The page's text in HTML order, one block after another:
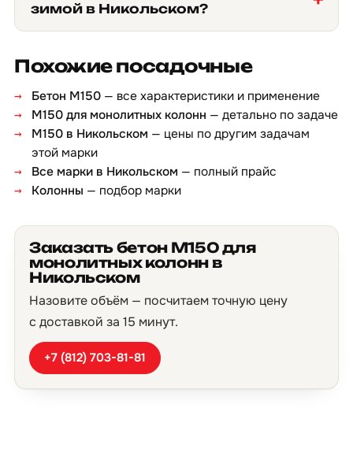
зимой в Никольском?
Похожие посадочные
Бетон М150 — все характеристики и применение
М150 для монолитных колонн — детально по задаче
М150 в Никольском — цены по другим задачам
этой марки
Все марки в Никольском — полный прайс
Колонны — подбор марки
Заказать бетон М150 для
монолитных колонн в
Никольском
Назовите объём — посчитаем точную цену
с доставкой за 15 минут.
+7 (812) 703-81-81